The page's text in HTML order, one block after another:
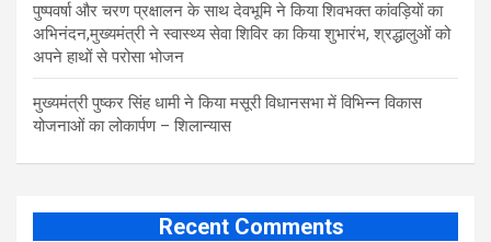
पुष्पवर्षा और चरण प्रक्षालन के साथ देवभूमि ने किया शिवभक्त कांवड़ियों का
अभिनंदन,मुख्यमंत्री ने स्वास्थ्य सेवा शिविर का किया शुभारंभ, श्रद्धालुओं को
अपने हाथों से परोसा भोजन
मुख्यमंत्री पुष्कर सिंह धामी ने किया मसूरी विधानसभा में विभिन्न विकास
योजनाओं का लोकार्पण – शिलान्यास
Recent Comments